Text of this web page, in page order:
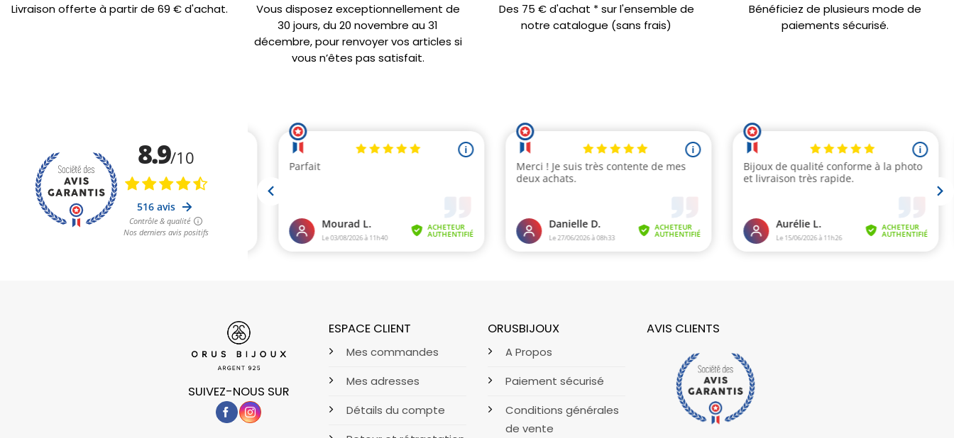
Livraison offerte à partir de 69 € d'achat.
Vous disposez exceptionnellement de
30 jours, du 20 novembre au 31
décembre, pour renvoyer vos articles si
vous n’êtes pas satisfait.
Des 75 € d'achat * sur l'ensemble de
notre catalogue (sans frais)
Bénéficiez de plusieurs mode de
paiements sécurisé.
SUIVEZ-NOUS SUR
ESPACE CLIENT
Mes commandes
Mes adresses
Détails du compte
ORUSBIJOUX
A Propos
Paiement sécurisé
Conditions générales
de vente
AVIS CLIENTS